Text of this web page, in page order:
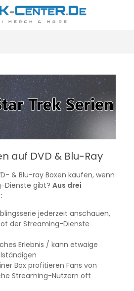
auf DVD & Blu-Ray
& Blu-ray Boxen kaufen, wenn
Dienste gibt? Aus drei
jederzeit anschauen,
der Streaming-Dienste
Erlebnis / kann etwaige
Box profitieren Fans von
Streaming-Nutzern oft